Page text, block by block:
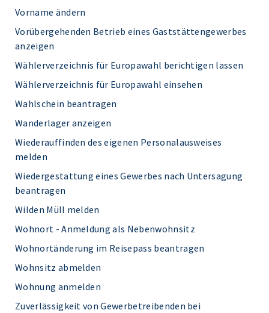
Vorname ändern
Vorübergehenden Betrieb eines Gaststättengewerbes
anzeigen
Wählerverzeichnis für Europawahl berichtigen lassen
Wählerverzeichnis für Europawahl einsehen
Wahlschein beantragen
Wanderlager anzeigen
Wiederauffinden des eigenen Personalausweises
melden
Wiedergestattung eines Gewerbes nach Untersagung
beantragen
Wilden Müll melden
Wohnort - Anmeldung als Nebenwohnsitz
Wohnortänderung im Reisepass beantragen
Wohnsitz abmelden
Wohnung anmelden
Zuverlässigkeit von Gewerbetreibenden bei